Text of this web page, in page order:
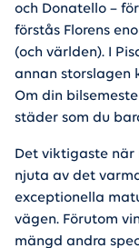
och Donatello –
förstås Florens
(och världen). I
annan storslagen
Om din
städer som du
Det viktigaste när
njuta av det
exceptionella
vägen. Förutom
mängd andra